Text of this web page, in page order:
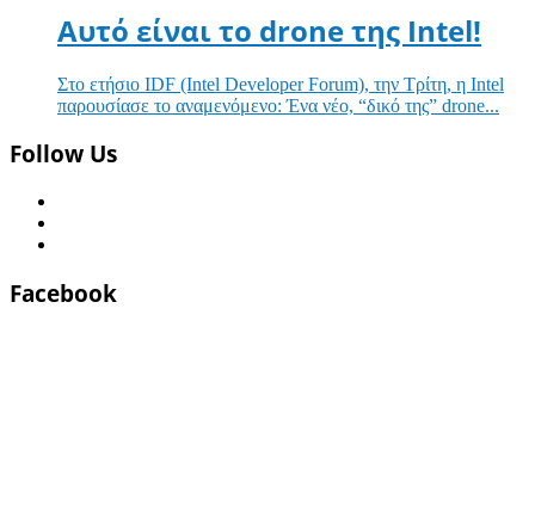
Αυτό είναι το drone της Intel!
Στο ετήσιο IDF (Intel Developer Forum), την Τρίτη, η Intel
παρουσίασε το αναμενόμενο: Ένα νέο, “δικό της” drone...
Follow Us
Facebook